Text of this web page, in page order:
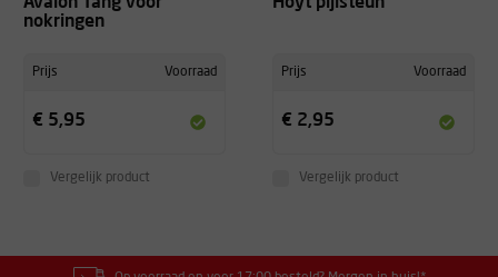
Avalon Tang voor
nokringen
Prijs Voorraad
€ 5,95
Vergelijk product
Hoyt pijlsteun
Prijs Voorraad
€ 2,95
Vergelijk product